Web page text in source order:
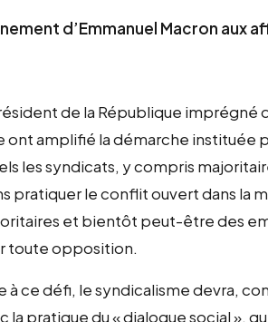
d’Emmanuel Macron aux
de la République imprégné
amplifié la démarche instituée
les syndicats, y compris
pratiquer le conflit ouvert dans la
et bientôt peut-être des
toute opposition.
à ce défi, le syndicalisme devra,
la pratique du « dialogue social »,